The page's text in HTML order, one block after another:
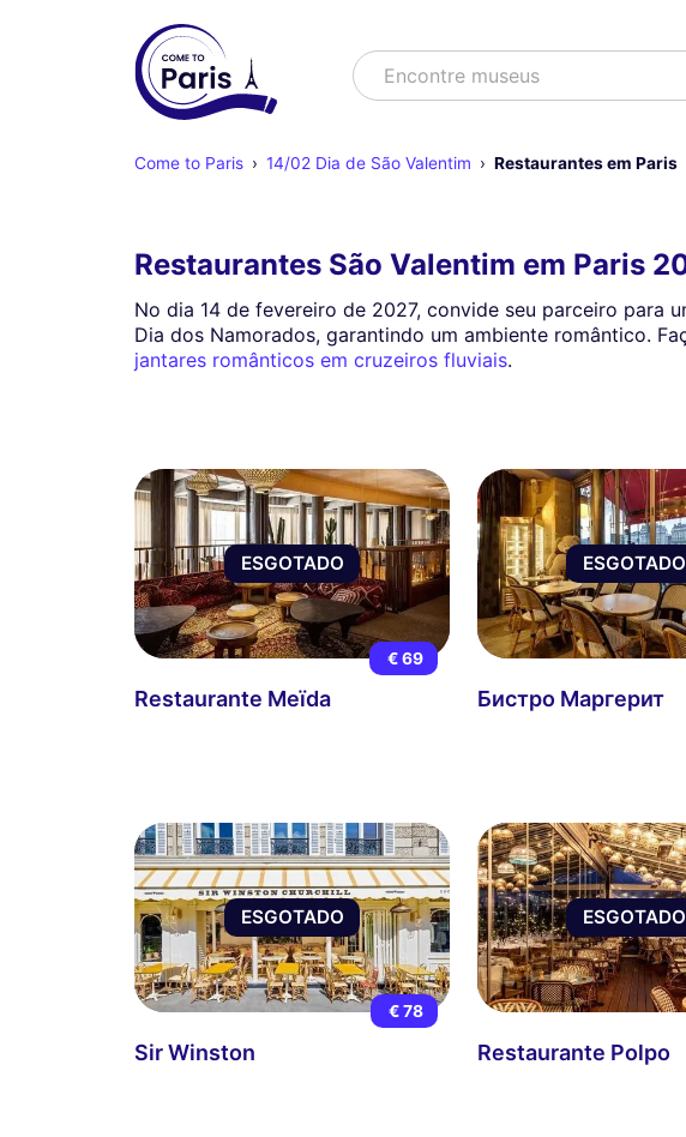
BuscarEncontre esp
Come to Paris 14/02 Dia de São Valentim Restaurantes em Paris
Restaurantes São Valentim em Paris
No dia 14 de fevereiro de 2027, convide seu parceiro para
Dia dos Namorados, garantindo um ambiente romântico.
jantares românticos em cruzeiros fluviais.
ESGOTADO
€ 69
Restaurante Meïda
ESGOTADO
Бистро Маргерит
ESGOTADO
€ 78
Sir Winston
ESGOTADO
Restaurante Polpo